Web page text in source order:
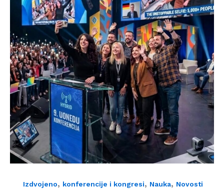
Izdvojeno, konferencije i kongresi, Nauka, Novosti